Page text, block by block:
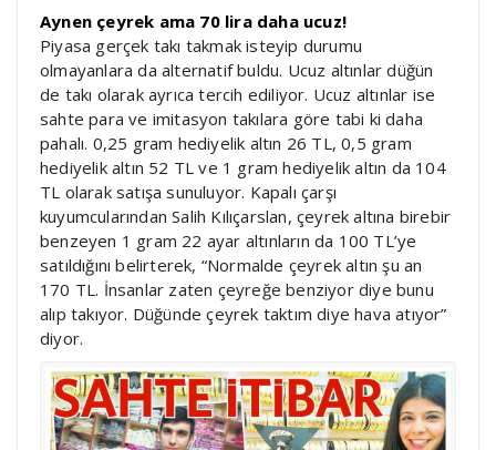
Aynen çeyrek ama 70 lira daha ucuz!
Piyasa gerçek takı takmak isteyip durumu
olmayanlara da alternatif buldu. Ucuz altınlar düğün
de takı olarak ayrıca tercih ediliyor. Ucuz altınlar ise
sahte para ve imitasyon takılara göre tabi ki daha
pahalı. 0,25 gram hediyelik altın 26 TL, 0,5 gram
hediyelik altın 52 TL ve 1 gram hediyelik altın da 104
TL olarak satışa sunuluyor. Kapalı çarşı
kuyumcularından Salih Kılıçarslan, çeyrek altına birebir
benzeyen 1 gram 22 ayar altınların da 100 TL’ye
satıldığını belirterek, “Normalde çeyrek altın şu an
170 TL. İnsanlar zaten çeyreğe benziyor diye bunu
alıp takıyor. Düğünde çeyrek taktım diye hava atıyor”
diyor.